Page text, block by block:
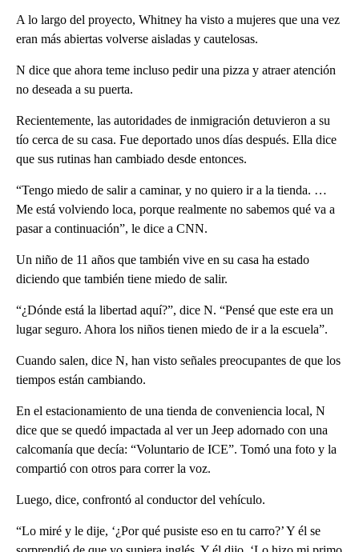
A lo largo del proyecto, Whitney ha visto a mujeres que una vez
eran más abiertas volverse aisladas y cautelosas.
N dice que ahora teme incluso pedir una pizza y atraer atención
no deseada a su puerta.
Recientemente, las autoridades de inmigración detuvieron a su
tío cerca de su casa. Fue deportado unos días después. Ella dice
que sus rutinas han cambiado desde entonces.
“Tengo miedo de salir a caminar, y no quiero ir a la tienda. …
Me está volviendo loca, porque realmente no sabemos qué va a
pasar a continuación”, le dice a CNN.
Un niño de 11 años que también vive en su casa ha estado
diciendo que también tiene miedo de salir.
“¿Dónde está la libertad aquí?”, dice N. “Pensé que este era un
lugar seguro. Ahora los niños tienen miedo de ir a la escuela”.
Cuando salen, dice N, han visto señales preocupantes de que los
tiempos están cambiando.
En el estacionamiento de una tienda de conveniencia local, N
dice que se quedó impactada al ver un Jeep adornado con una
calcomanía que decía: “Voluntario de ICE”. Tomó una foto y la
compartió con otros para correr la voz.
Luego, dice, confrontó al conductor del vehículo.
“Lo miré y le dije, ‘¿Por qué pusiste eso en tu carro?’ Y él se